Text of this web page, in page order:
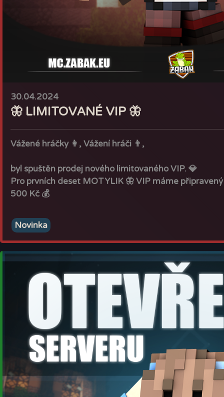
Za hlasování získáte 10s do létání.
Nový design klíčů, setů atp
Nový design sociálních sítí (/instagram, /tiktok atp.)
Upraven design zpráv v /shop
Zrušeno vyhození za afk, pokud se nacházíte na
・Zvýšena prodejní cena většiny produktů v /shop.
・Zvýšení času pro AFK z 20 minut na 2 hodiny.
・Zvýšena šance na padnutí spawneru.
- Příroda: z 33% na 50%
- Nether: z 15% na 25%
Vylepšeno:
・Vylepšené odměny za hlasování (Létání)
・Vylepšené odměny za pinátu
・Vyšší dohlednost!
Dočastně jsme museli zrušit:
・Speciální zvířata a monstra (Kvůli lagům serveru)
Rybářská soutěž (Kvůli lagům serveru)
・SURVIVAL BYL KOMPLETNĚ OPTIMALIZOVÁN
30.04.2024
🦋 LIMITOVANÉ VIP 🦋
Vážené hráčky👩,Vážení hráči 👨,
byl spuštěn prodej nového limitovaného VIP. 💎
Pro prvních deset MOTYLIK 🦋 VIP máme
500 Kč 💰
Těšíme se na vás!
S pozdravem,
týmŽabák.eu
Novinka